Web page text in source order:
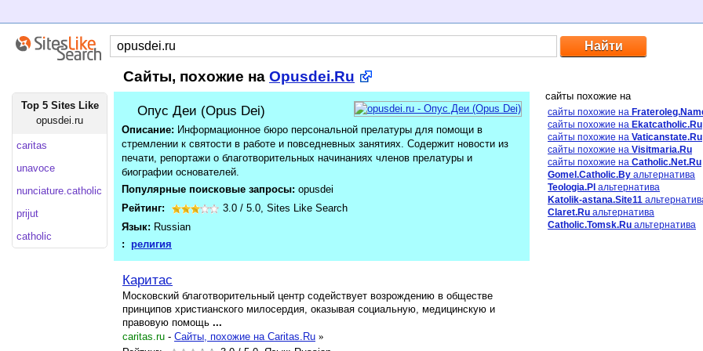
Сайты, похожие на Opusdei.Ru
Top 5 Sites Like
opusdei.ru
caritas
unavoce
nunciature.catholic
prijut
catholic
Опус Деи (Opus Dei)
Описание: Информационное бюро персональной прелатуры для помощи в
стремлении к святости в работе и повседневных занятиях. Содержит новости из
печати, репортажи о благотворительных начинаниях членов прелатуры и
биографии основателей.
Популярные поисковые запросы: opusdei
Рейтинг:
3.0 / 5.0, Sites Like Search
Язык: Russian
: религия
Каритас
Московский благотворительный центр содействует возрождению в обществе
принципов христианского милосердия, оказывая социальную, медицинскую и
правовую помощь ...
caritas.ru - Cайты, похожие на Caritas.Ru »
сайты похожие на
сайты похожие на
сайты похожие на Ekatcatholic.Ru
сайты похожие на Vaticanstate.Ru
сайты похожие на Visitmaria.Ru
сайты похожие на Catholic.Net.Ru
Gomel.Catholic.By альтернатива
Teologia.Pl альтернатива
Katolik-astana.Site11
Claret.Ru альтернатива
Catholic.Tomsk.Ru альтернатива